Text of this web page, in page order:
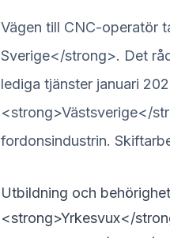
Vägen till CNC-operatör
Sverige</strong>. Det
lediga tjänster januari
<strong>Västsverige</
fordonsindustrin.
Utbildning och behörighet
<strong>Yrkesvux</